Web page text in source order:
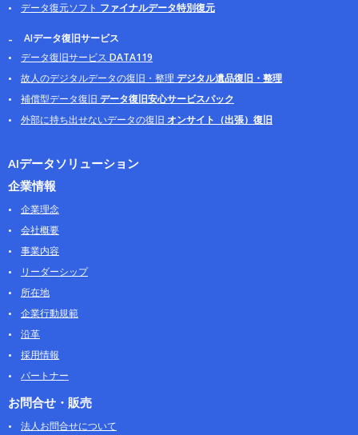
データ復元ソフト ファイナルデータ特別復元
AIデータ復旧サービス
データ復旧サービス DATA119
故人のデジタルデータの復旧・整理 デジタル遺品復旧・整理
補償型データ復旧 データ復旧安心サービスパック
外部に持ち出せないデータの復旧 オンサイト（出張）復旧
AIデータソリューション
企業情報
企業理念
会社概要
事業内容
リーダーシップ
所在地
企業行動規範
沿革
採用情報
パートナー
お問合せ・販売
法人お問合せについて